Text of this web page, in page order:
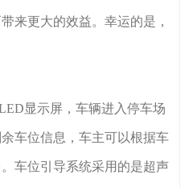
来更大的效益。幸运的是，
显示屏，车辆进入停车场
车位信息，车主可以根据车
车位引导系统采用的是超声